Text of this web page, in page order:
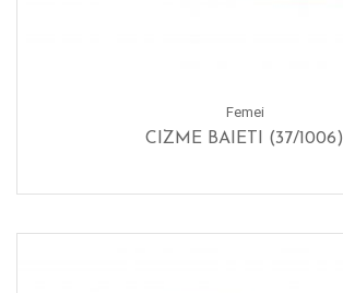
Femei
CIZME BAIETI (37/1006)